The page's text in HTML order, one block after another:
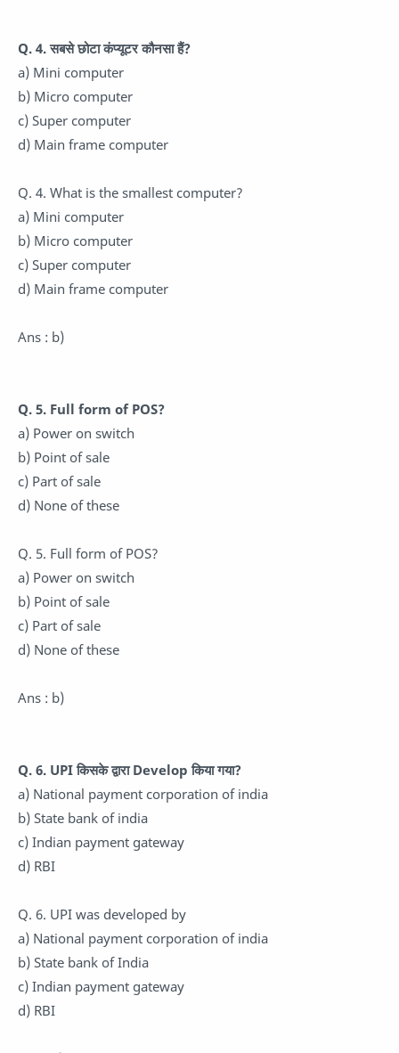
Q. 4. सबसे छोटा कंप्यूटर कौनसा हैं?
a) Mini computer
b) Micro computer
c) Super computer
d) Main frame computer
Q. 4. What is the smallest computer?
a) Mini computer
b) Micro computer
c) Super computer
d) Main frame computer
Ans : b)
Q. 5. Full form of POS?
a) Power on switch
b) Point of sale
c) Part of sale
d) None of these
Q. 5. Full form of POS?
a) Power on switch
b) Point of sale
c) Part of sale
d) None of these
Ans : b)
Q. 6. UPI किसके द्वारा Develop किया गया?
a) National payment corporation of india
b) State bank of india
c) Indian payment gateway
d) RBI
Q. 6. UPI was developed by
a) National payment corporation of india
b) State bank of India
c) Indian payment gateway
d) RBI